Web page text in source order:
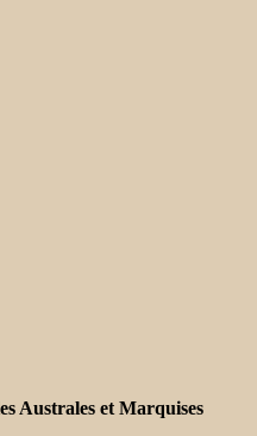
Australes et Marquises